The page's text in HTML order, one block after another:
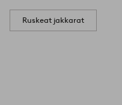
Ruskeat jakkarat